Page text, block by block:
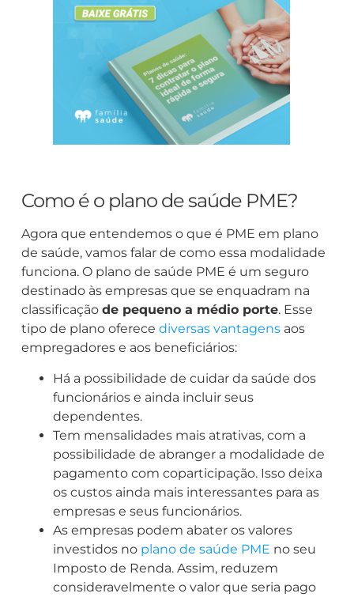
Como é o plano de saúde PME?
Agora que entendemos o que é PME em plano
de saúde, vamos falar de como essa modalidade
funciona. O plano de saúde PME é um seguro
destinado às empresas que se enquadram na
classificação de pequeno a médio porte. Esse
tipo de plano oferece diversas vantagensaos
empregadores e aos beneficiários:
Há a possibilidade de cuidar da saúde dos
funcionários e ainda incluir seus
dependentes.
Tem mensalidades mais atrativas, com a
possibilidade de abranger a modalidade de
pagamento com coparticipação. Isso deixa
os custos ainda mais interessantes para as
empresas e seus funcionários.
As empresas podem abater os valores
investidos no plano de saúde PME no seu
Imposto de Renda. Assim, reduzem
consideravelmente o valor que seria pago